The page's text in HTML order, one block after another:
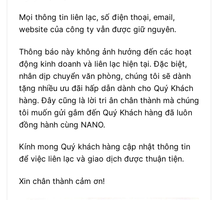
Mọi thông tin liên lạc, số điện thoại, email,
website của công ty vẫn được giữ nguyên.
Thông báo này không ảnh hưởng đến các hoạt
động kinh doanh và liên lạc hiện tại. Đặc biệt,
nhân dịp chuyển văn phòng, chúng tôi sẽ dành
tặng nhiều ưu đãi hấp dẫn dành cho Quý Khách
hàng. Đây cũng là lời tri ân chân thành mà chúng
tôi muốn gửi gắm đến Quý Khách hàng đã luôn
đồng hành cùng NANO.
Kính mong Quý khách hàng cập nhật thông tin
để việc liên lạc và giao dịch được thuận tiện.
Xin chân thành cảm ơn!